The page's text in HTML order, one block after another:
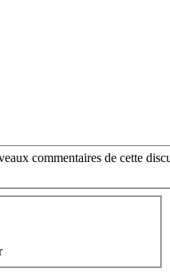
commentaires de cette